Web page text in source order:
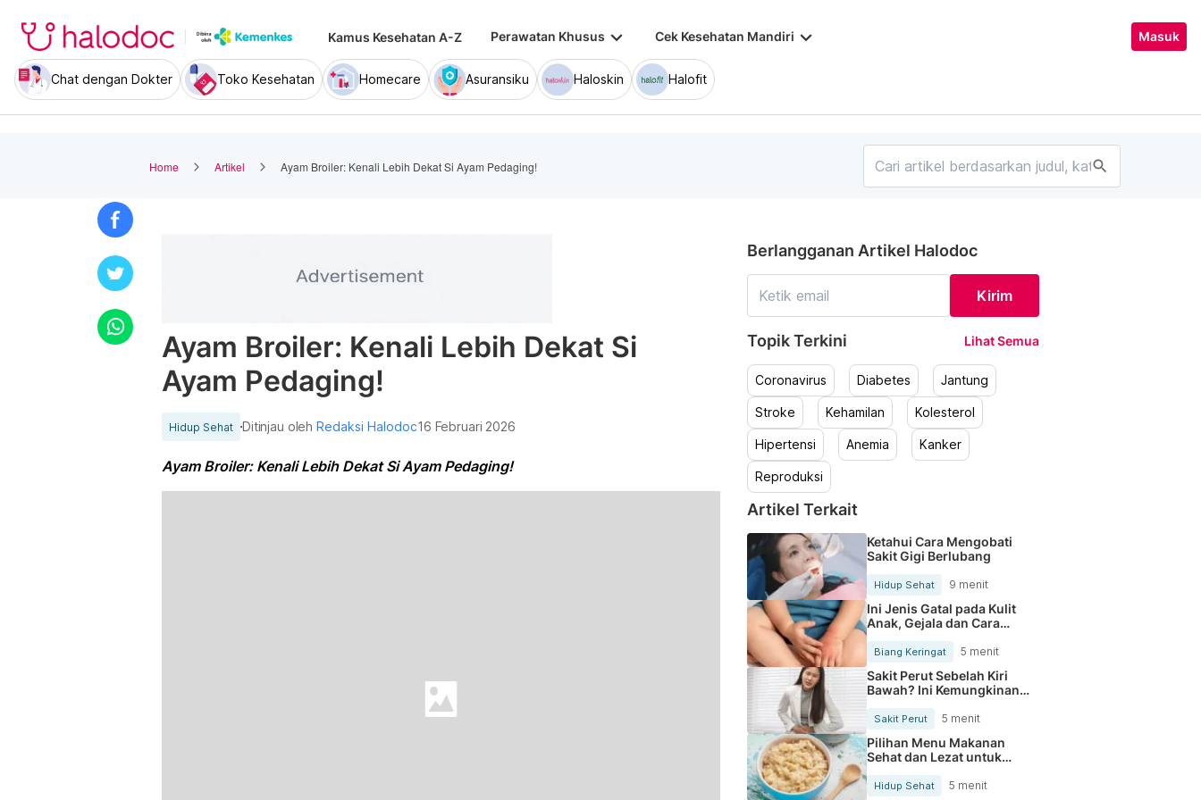
Kamus Kesehatan A-Z Perawatan Khusus keyboard_arrow_down Cek Kesehatan Mandiri keyboard_arrow_down Masuk
Chat dengan Dokter Toko Kesehatan Homecare Asuransiku Haloskin Halofit
Home Artikel Ayam Broiler: Kenali Lebih Dekat Si Ayam Pedaging! search
Ayam Broiler: Kenali Lebih Dekat Si
Ayam Pedaging!
Hidup Sehat Ditinjau olehRedaksi Halodoc16 Februari 2026
Ayam Broiler: Kenali Lebih Dekat Si Ayam Pedaging!
Berlangganan Artikel Halodoc
Kirim
Topik Terkini Lihat Semua
Coronavirus Diabetes Jantung
Stroke Kehamilan Kolesterol
Hipertensi Anemia Kanker
Reproduksi
Artikel Terkait
Ketahui Cara Mengobati
Sakit Gigi Berlubang
Hidup Sehat 9 menit
Ini Jenis Gatal pada Kulit
Anak, Gejala dan Cara
Mengobatinya
Biang Keringat 5 menit
Sakit Perut Sebelah Kiri
Bawah? Ini Kemungkinan
Sakit Perut 5 menit
Pilihan Menu Makanan
Sehat dan Lezat untuk
Mengurangi Kolesterol
Hidup Sehat 5 menit